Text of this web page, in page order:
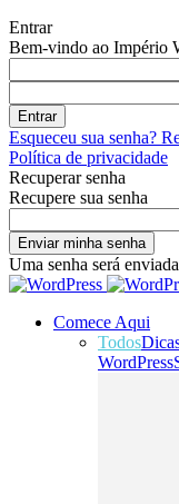
Entrar
Bem-vindo ao Império
Esqueceu sua senha?
Política de privacidade
Recuperar senha
Recupere sua senha
Uma senha será
Comece Aqui
Todos
WordPress